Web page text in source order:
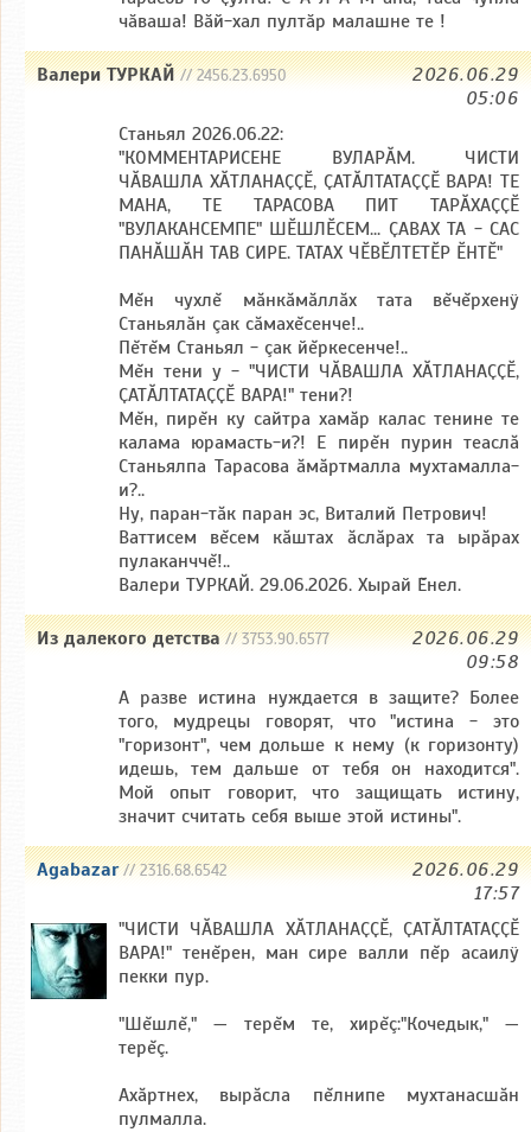
чӑваша! Вӑй-хал пултӑр малашне те !
Валери ТУРКАЙ// 2456.23.6950
2026.06.29
05:06
Станьял 2026.06.22:
"КОММЕНТАРИСЕНЕ ВУЛАРӐМ. ЧИСТИ
ЧӐВАШЛА ХӐТЛАНАҪҪӖ, ҪАТӐЛТАТАҪҪӖ ВАРА! ТЕ
МАНА, ТЕ ТАРАСОВА ПИТ ТАРӐХАҪҪӖ
"ВУЛАКАНСЕМПЕ" ШӖШЛӖСЕМ... ҪАВАХ ТА - САС
ПАНӐШӐН ТАВ СИРЕ. ТАТАХ ЧӖВӖЛТЕТӖР ӖНТӖ"
Мĕн чухлĕ мăнкăмăллăх тата вĕчĕрхенÿ
Станьялăн çак сăмахĕсенче!..
Пĕтĕм Станьял - çак йĕркесенче!..
Мĕн тени у - "ЧИСТИ ЧӐВАШЛА ХӐТЛАНАҪҪӖ,
ҪАТӐЛТАТАҪҪӖ ВАРА!" тени?!
Мĕн, пирĕн ку сайтра хамăр калас тенине те
калама юрамасть-и?! Е пирĕн пурин теаслă
Станьялпа Тарасова ăмăртмалла мухтамалла-
и?..
Ну, паран-тăк паран эс, Виталий Петрович!
Ваттисем вĕсем кăштах ăслăрах та ырăрах
пулаканччĕ!..
Валери ТУРКАЙ. 29.06.2026. Хырай Ĕнел.
Из далекого детства// 3753.90.6577
2026.06.29
09:58
А разве истина нуждается в защите? Более
того, мудрецы говорят, что "истина - это
"горизонт", чем дольше к нему (к горизонту)
идешь, тем дальше от тебя он находится".
Мой опыт говорит, что защищать истину,
значит считать себя выше этой истины".
Agabazar// 2316.68.6542
2026.06.29
17:57
"ЧИСТИ ЧӐВАШЛА ХӐТЛАНАҪҪӖ, ҪАТӐЛТАТАҪҪӖ
ВАРА!" тенĕрен, ман сире валли пĕр асаилÿ
пекки пур.
"Шĕшлĕ," — терĕм те, хирĕç:"Кочедык," —
терĕç.
Ахăртнех, вырăсла пĕлнипе мухтанасшăн
пулмалла.